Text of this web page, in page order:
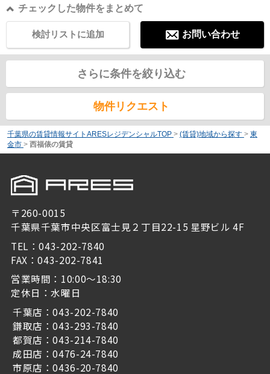
チェックした物件をまとめて
お問い合わせ
検討リストに追加
さらに条件を絞り込む
物件リクエスト
千葉県の賃貸情報サイトARESレジデンシャルTOP > (賃貸)地域から探す > 東
金市 > 西福俵の賃貸
〒260-0015
千葉県千葉市中央区富士見２丁目22-15 星野ビル 4F
TEL：043-202-7840
FAX：043-202-7841
営業時間：10:00～18:30
定休日：水曜日
千葉店：043-202-7840
鎌取店：043-293-7840
都賀店：043-214-7840
成田店：0476-24-7840
市原店：0436-20-7840